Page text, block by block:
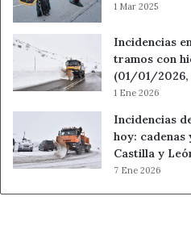
1 Mar 2025
Incidencias
tramos con
(01/01/
1 Ene 2026
Incidencias
hoy:
Castilla y
7 Ene 2026